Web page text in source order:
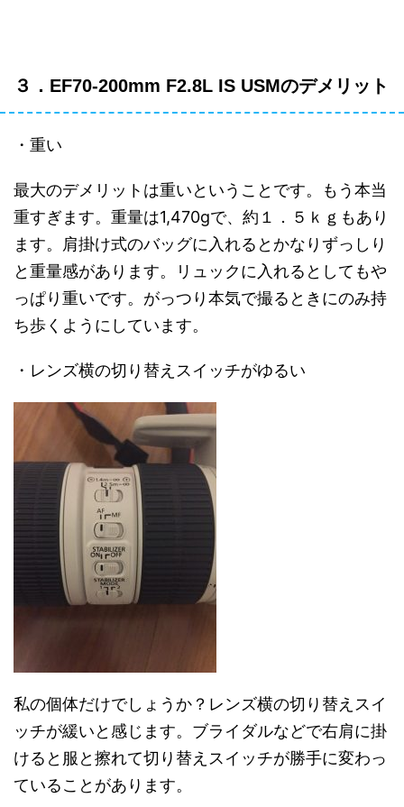
３．EF70-200mm F2.8L IS USMのデメリット
・重い
最大のデメリットは重いということです。もう本当
重すぎます。重量は1,470gで、約１．５ｋｇもあり
ます。肩掛け式のバッグに入れるとかなりずっしり
と重量感があります。リュックに入れるとしてもや
っぱり重いです。がっつり本気で撮るときにのみ持
ち歩くようにしています。
・レンズ横の切り替えスイッチがゆるい
私の個体だけでしょうか？レンズ横の切り替えスイ
ッチが緩いと感じます。ブライダルなどで右肩に掛
けると服と擦れて切り替えスイッチが勝手に変わっ
ていることがあります。